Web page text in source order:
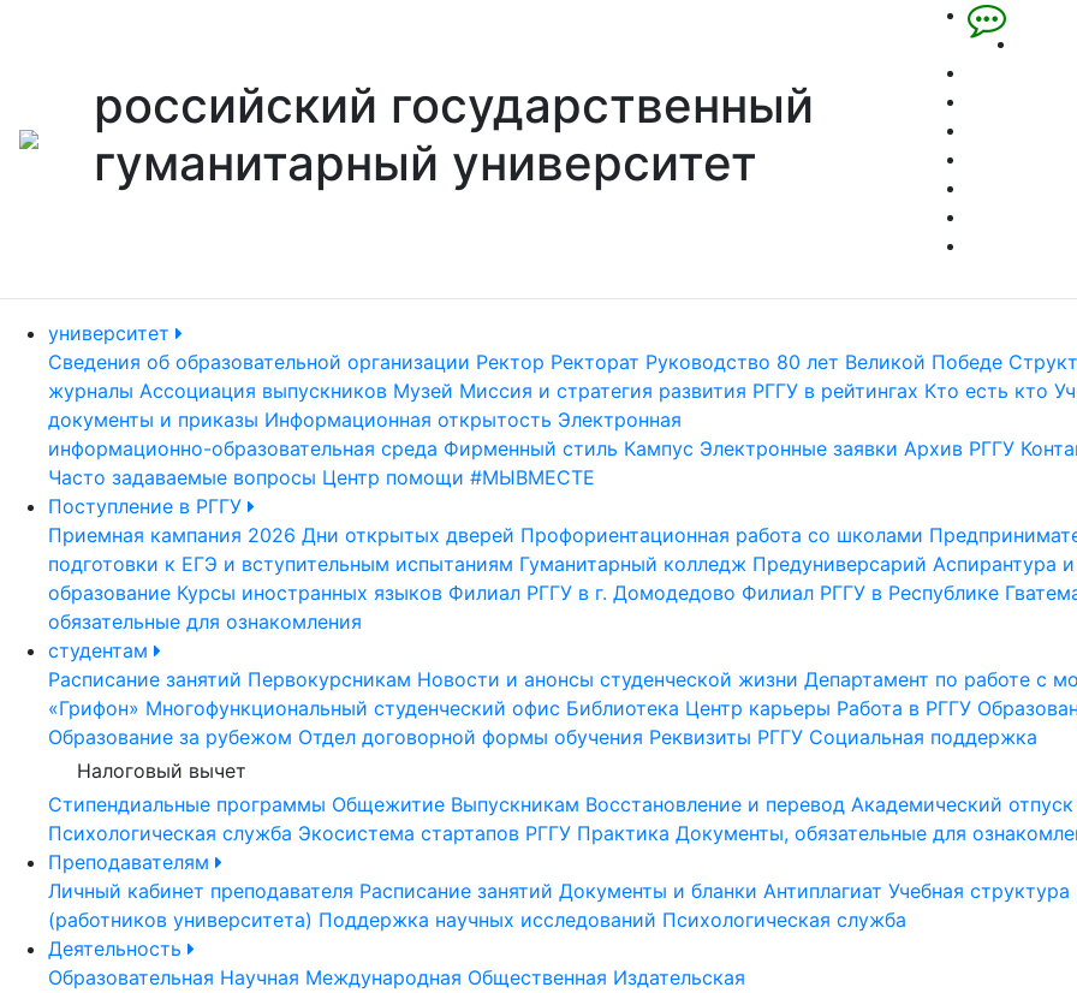
российский государственный
гуманитарный университет
университет
Сведения об образовательной организации Ректор Ректорат Руководство 80 лет Великой Победе
журналы Ассоциация выпускников Музей Миссия и стратегия развития РГГУ в рейтингах Кто есть кто
документы и приказы Информационная открытость Электронная
информационно-образовательная среда Фирменный стиль Кампус Электронные заявки Архив РГГУ
Часто задаваемые вопросы Центр помощи #МЫВМЕСТЕ
Поступление в РГГУ
Приемная кампания 2026 Дни открытых дверей Профориентационная работа со школами
подготовки к ЕГЭ и вступительным испытаниям Гуманитарный колледж Предуниверсарий Аспирантура
образование Курсы иностранных языков Филиал РГГУ в г. Домодедово Филиал РГГУ в Республике
обязательные для ознакомления
студентам
Расписание занятий Первокурсникам Новости и анонсы студенческой жизни Департамент по работе с
«Грифон» Многофункциональный студенческий офис Библиотека Центр карьеры Работа в РГГУ
Образование за рубежом Отдел договорной формы обучения Реквизиты РГГУ Социальная поддержка
Налоговый вычет
Стипендиальные программы Общежитие Выпускникам Восстановление и перевод Академический отпуск
Психологическая служба Экосистема стартапов РГГУ Практика Документы, обязательные для
Преподавателям
Личный кабинет преподавателя Расписание занятий Документы и бланки Антиплагиат Учебная структура
(работников университета) Поддержка научных исследований Психологическая служба
Деятельность
Образовательная Научная Международная Общественная Издательская